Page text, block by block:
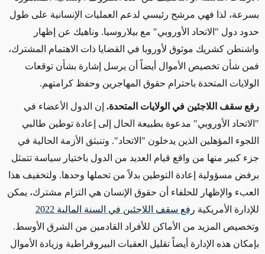
بسرعة، لذا فهي مرشح رئيسي لدعم العمليات الإنسانية على طول
حدود دول "الاتحاد الأوروبي" مع بيلاروسيا. وناهيك عن إظهار
واشنطن كشريك موثوق لأوروبا في القضايا ذات الاهتمام المشترك،
فمن شأن تخصيص الأموال أيضاً أن يرسل إشارة بشأن توقعات
الولايات المتحدة باحترام حقوق المهاجرين وحفظ كرامتهم.
رفع سقف اللاجئين في الولايات المتحدة. إن الدول الأعضاء في
"الاتحاد الأوروبي" مدعوة بطبيعة الحال إلى إعادة توطين طالبي
اللجوء المؤهلين الذين يدخلون "الاتحاد". وتنبثق الأزمة الحالية في
جزء كبير منها من واقع قيام العديد من الدول باختيار سياسة تتمثل
برفض مسؤولية إعادة التوطين بدلاً من تحملها وحدها. ولتخفيف هذا
العبء والإظهار للحلفاء أن حقوق الإنسان هي التزام مشترك، يمكن
للإدارة الأمريكية رفع سقف اللاجئين في السنة المالية 2022
وتخصيص المزيد من الأماكن للأفراد القادمين من الشرق الأوسط.
بإمكان هذه الإدارة أيضاً تقليل العقبات البيروقراطية وزيادة الأموال